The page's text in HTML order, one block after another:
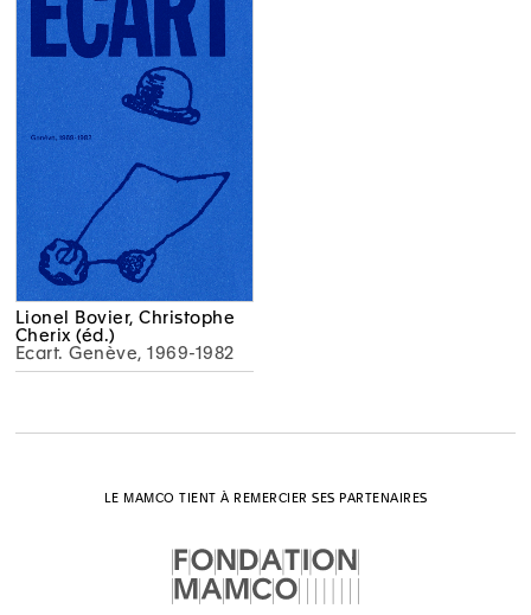
Lionel Bovier, Christophe
Cherix (éd.)
Ecart. Genève, 1969-1982
LE MAMCO TIENT À REMERCIER SES PARTENAIRES